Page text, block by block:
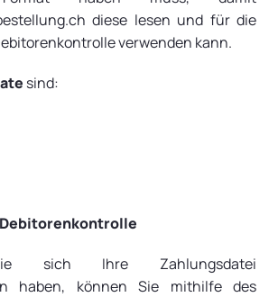
diese lesen und für die
verwenden kann.
sind:
sich Ihre Zahlungsdatei
haben, können Sie mithilfe des